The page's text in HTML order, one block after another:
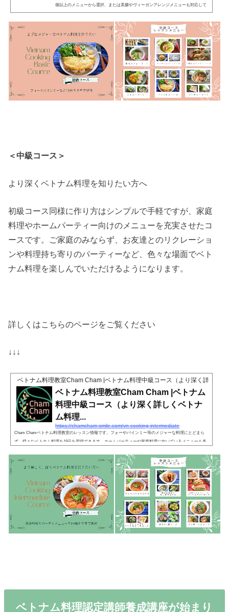
個以上のメニューから選択、または美腸やヴィーガンアレンジメニューも対応して
います。その他、フォーやバインミーを作るレッスン等も開催しています。
＜中級コース＞
より深くベトナム料理を知りたい方へ
初級コース同様に作り方はシンプルで手軽ですが、家庭
料理やホームパーティー向けのメニューを充実させたコ
ースです。ご家庭のみならず、お友達とのリクレーショ
ンや料理持ち寄りのパーティーなど、色々な場面でベト
ナム料理を楽しんでいただけるようになります。
詳しくはこちらのページをご覧ください
↓↓↓
ベトナム料理教室Cham Cham |ベトナム料理中級コース（より深く詳しく
ベトナム料理教室Cham Cham |ベトナム
料理中級コース（より深く詳しくベトナ
ム料理...
https://chamcham-smile.com/vn-cooking-intermediate
Cham Chamベトナム料理教室のレッスン情報です。フォーやバインミー等のメジャーな料理にとどまら
ず、様々なベトナム料理を19品を習得できます。ホームパーティーや家庭料理に向いているメニューも多
ベトナム料理認定講師養成講座が始まり